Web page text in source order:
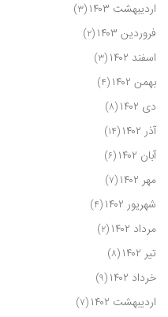
اردیبهشت ۱۴۰۳ (۳)
فروردین ۱۴۰۳ (۲)
اسفند ۱۴۰۲ (۳)
بهمن ۱۴۰۲ (۴)
دی ۱۴۰۲ (۸)
آذر ۱۴۰۲ (۱۴)
آبان ۱۴۰۲ (۶)
مهر ۱۴۰۲ (۷)
شهریور ۱۴۰۲ (۴)
مرداد ۱۴۰۲ (۲)
تیر ۱۴۰۲ (۸)
خرداد ۱۴۰۲ (۹)
اردیبهشت ۱۴۰۲ (۷)